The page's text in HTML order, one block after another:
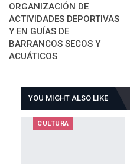
ORGANIZACIÓN DE
ACTIVIDADES DEPORTIVAS
Y EN GUÍAS DE
BARRANCOS SECOS Y
ACUÁTICOS
YOU MIGHT ALSO LIKE
CULTURA